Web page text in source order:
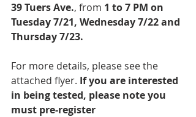
39 Tuers Ave., from 1 to 7 PM on
Tuesday 7/21, Wednesday 7/22 and
Thursday 7/23.
For more details, please see the
attached flyer. If you are interested
in being tested, please note you
must pre-register